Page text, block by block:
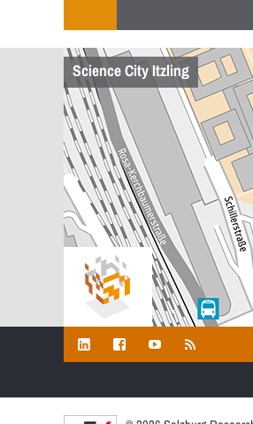
Science City Itzling